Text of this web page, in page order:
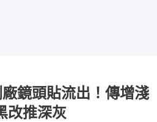
鏡頭貼流出！傳增淺
推深灰